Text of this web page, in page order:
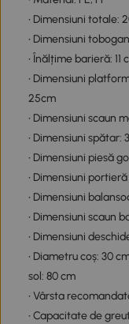
• Dimensiuni totale:
• Dimensiuni
• Înălțime barieră: 11
• Dimensiuni
25cm
• Dimensiuni scaun
• Dimensiuni spătar:
• Dimensiuni piesă
• Dimensiuni
• Dimensiuni
• Dimensiuni scaun
• Dimensiuni
• Diametru coș: 30
sol: 80 cm
• Vârsta
• Capacitate de